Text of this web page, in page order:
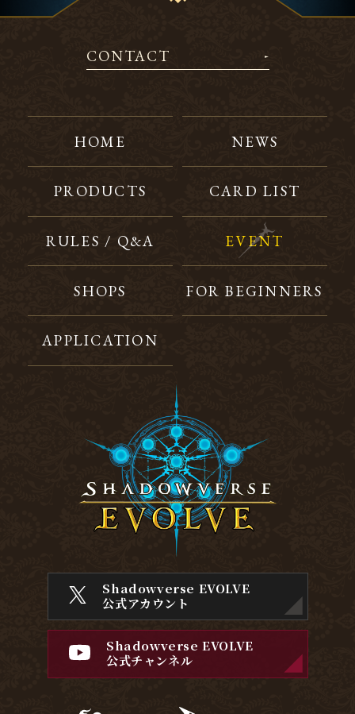
CONTACT
HOME NEWS
PRODUCTS CARD LIST
RULES / Q&A EVENT
SHOPS FOR BEGINNERS
APPLICATION
Shadowverse EVOLVE
公式アカウント
Shadowverse EVOLVE
公式チャンネル